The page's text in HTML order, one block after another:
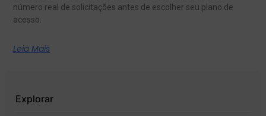
número real de solicitações antes de escolher seu plano de
acesso.
Leia Mais
Explorar